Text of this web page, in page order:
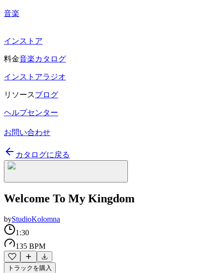
音楽
インストア
料金音楽カタログ
インストアラジオ
リソースブログ
ヘルプセンター
お問い合わせ
カタログに戻る
Welcome To My Kingdom
byStudioKolomna
1:30
135 BPM
トラックを購入